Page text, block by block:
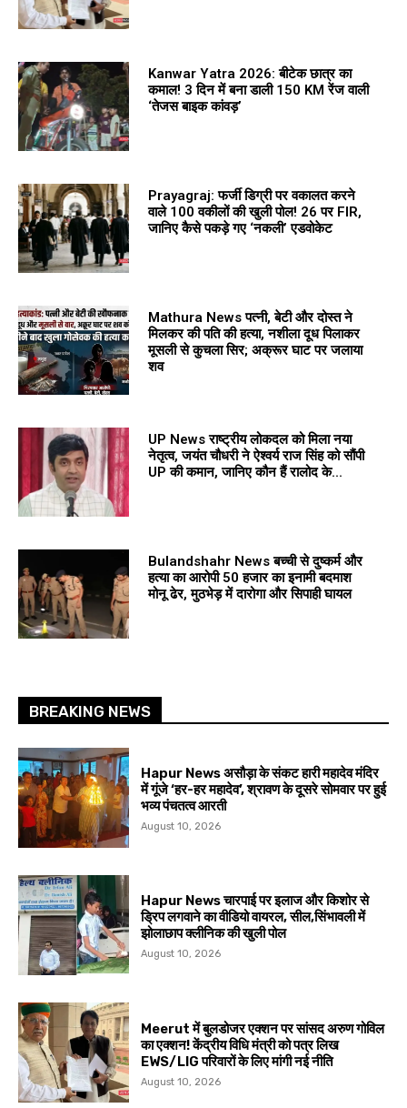
Kanwar Yatra 2026: बीटेक छात्र का
कमाल! 3 दिन में बना डाली 150 KM रेंज वाली
‘तेजस बाइक कांवड़’
Prayagraj: फर्जी डिग्री पर वकालत करने
वाले 100 वकीलों की खुली पोल! 26 पर FIR,
जानिए कैसे पकड़े गए ‘नकली’ एडवोकेट
Mathura News पत्नी, बेटी और दोस्त ने
मिलकर की पति की हत्या, नशीला दूध पिलाकर
मूसली से कुचला सिर; अक्रूर घाट पर जलाया
शव
UP News राष्ट्रीय लोकदल को मिला नया
नेतृत्व, जयंत चौधरी ने ऐश्वर्य राज सिंह को सौंपी
UP की कमान, जानिए कौन हैं रालोद के...
Bulandshahr News बच्ची से दुष्कर्म और
हत्या का आरोपी 50 हजार का इनामी बदमाश
मोनू ढेर, मुठभेड़ में दारोगा और सिपाही घायल
BREAKING NEWS
Hapur News असौड़ा के संकट हारी महादेव मंदिर
में गूंजे ‘हर-हर महादेव’, श्रावण के दूसरे सोमवार पर हुई
भव्य पंचतत्व आरती
August 10, 2026
Hapur News चारपाई पर इलाज और किशोर से
ड्रिप लगवाने का वीडियो वायरल, सील,सिंभावली में
झोलाछाप क्लीनिक की खुली पोल
August 10, 2026
Meerut में बुलडोजर एक्शन पर सांसद अरुण गोविल
का एक्शन! केंद्रीय विधि मंत्री को पत्र लिख
EWS/LIG परिवारों के लिए मांगी नई नीति
August 10, 2026